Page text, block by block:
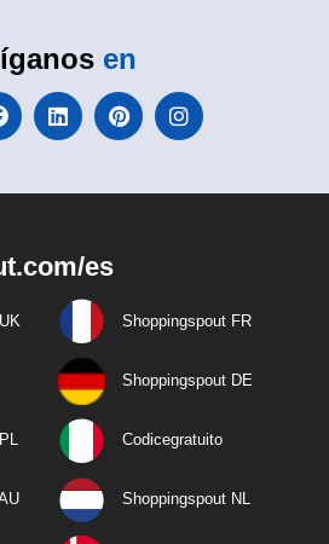
en
es
Shoppingspout FR
Shoppingspout DE
Codicegratuito
Shoppingspout NL